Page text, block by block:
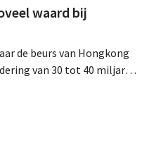
waard bij
de beurs van Hongkong
van 30 tot 40 miljard